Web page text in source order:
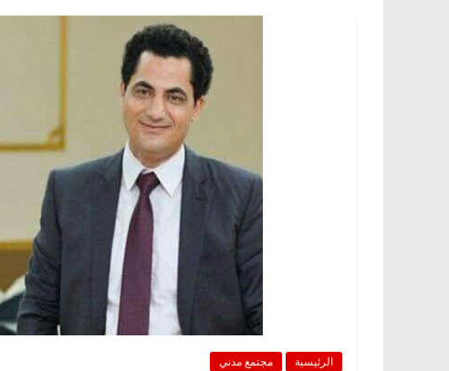
متابعة قضية
قرينة البراءة
الرئيسية مجتمع مدني